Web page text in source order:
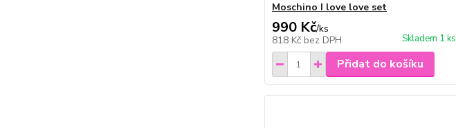
Moschino I love love set
990 Kč/ks
818 Kč bez DPH Skladem 1 ks
Přidat do košíku